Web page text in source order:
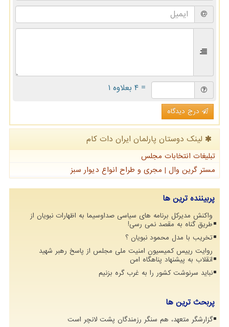
= ۴ بعلاوه ۱
درج دیدگاه
لینک دوستان پارلمان ایران دات كام
تبلیغات انتخابات مجلس
مستر گرین وال | مجری و طراح انواع دیوار سبز
پربیننده ترین ها
واکنش مدیرکل برنامه های سیاسی صداوسیما به اظهارات نبویان از
طریق گناه به مقصد نمی رسی!
تخریب با مدل محمود نبویان ؟
روایت رییس کمیسیون امنیت ملی مجلس از پاسخ رهبر شهید
انقلاب به پیشنهاد پناهگاه امن
نباید سرنوشت کشور را به غرب گره بزنیم
پربحث ترین ها
گزارشگر متعهد، هم سنگر رزمندگان پشت لانچر است